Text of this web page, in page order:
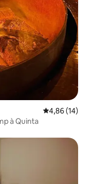
Évaluation
4,86 (14)
à Quinta